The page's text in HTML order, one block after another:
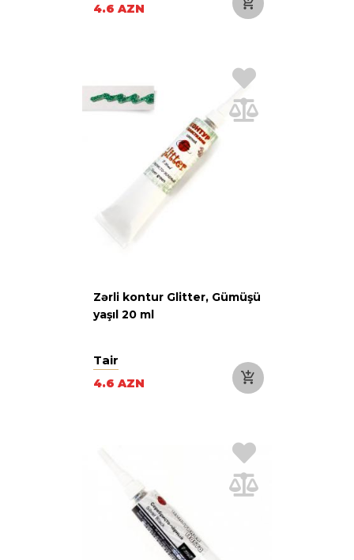
4.6 AZN
Zərli kontur Glitter, Gümüşü
yaşıl 20 ml
Tair
4.6 AZN